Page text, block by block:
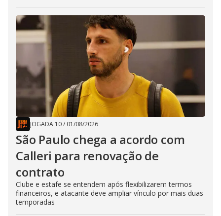
JOGADA 10/ 01/08/2026
São Paulo chega a acordo com
Calleri para renovação de
contrato
Clube e estafe se entendem após flexibilizarem termos
financeiros, e atacante deve ampliar vínculo por mais duas
temporadas